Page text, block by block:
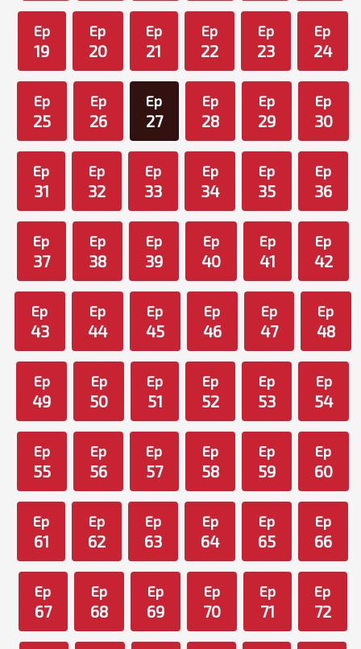
Ep
19
Ep
20
Ep
21
Ep
22
Ep
23
Ep
24
Ep
25
Ep
26
Ep
27
Ep
28
Ep
29
Ep
30
Ep
31
Ep
32
Ep
33
Ep
34
Ep
35
Ep
36
Ep
37
Ep
38
Ep
39
Ep
40
Ep
41
Ep
42
Ep
43
Ep
44
Ep
45
Ep
46
Ep
47
Ep
48
Ep
49
Ep
50
Ep
51
Ep
52
Ep
53
Ep
54
Ep
55
Ep
56
Ep
57
Ep
58
Ep
59
Ep
60
Ep
61
Ep
62
Ep
63
Ep
64
Ep
65
Ep
66
Ep
67
Ep
68
Ep
69
Ep
70
Ep
71
Ep
72